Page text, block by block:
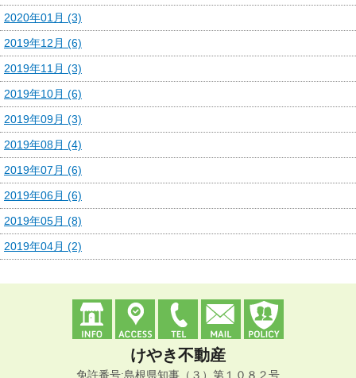
2020年01月 (3)
2019年12月 (6)
2019年11月 (3)
2019年10月 (6)
2019年09月 (3)
2019年08月 (4)
2019年07月 (6)
2019年06月 (6)
2019年05月 (8)
2019年04月 (2)
けやき不動産
免許番号:島根県知事（３）第１０８２号